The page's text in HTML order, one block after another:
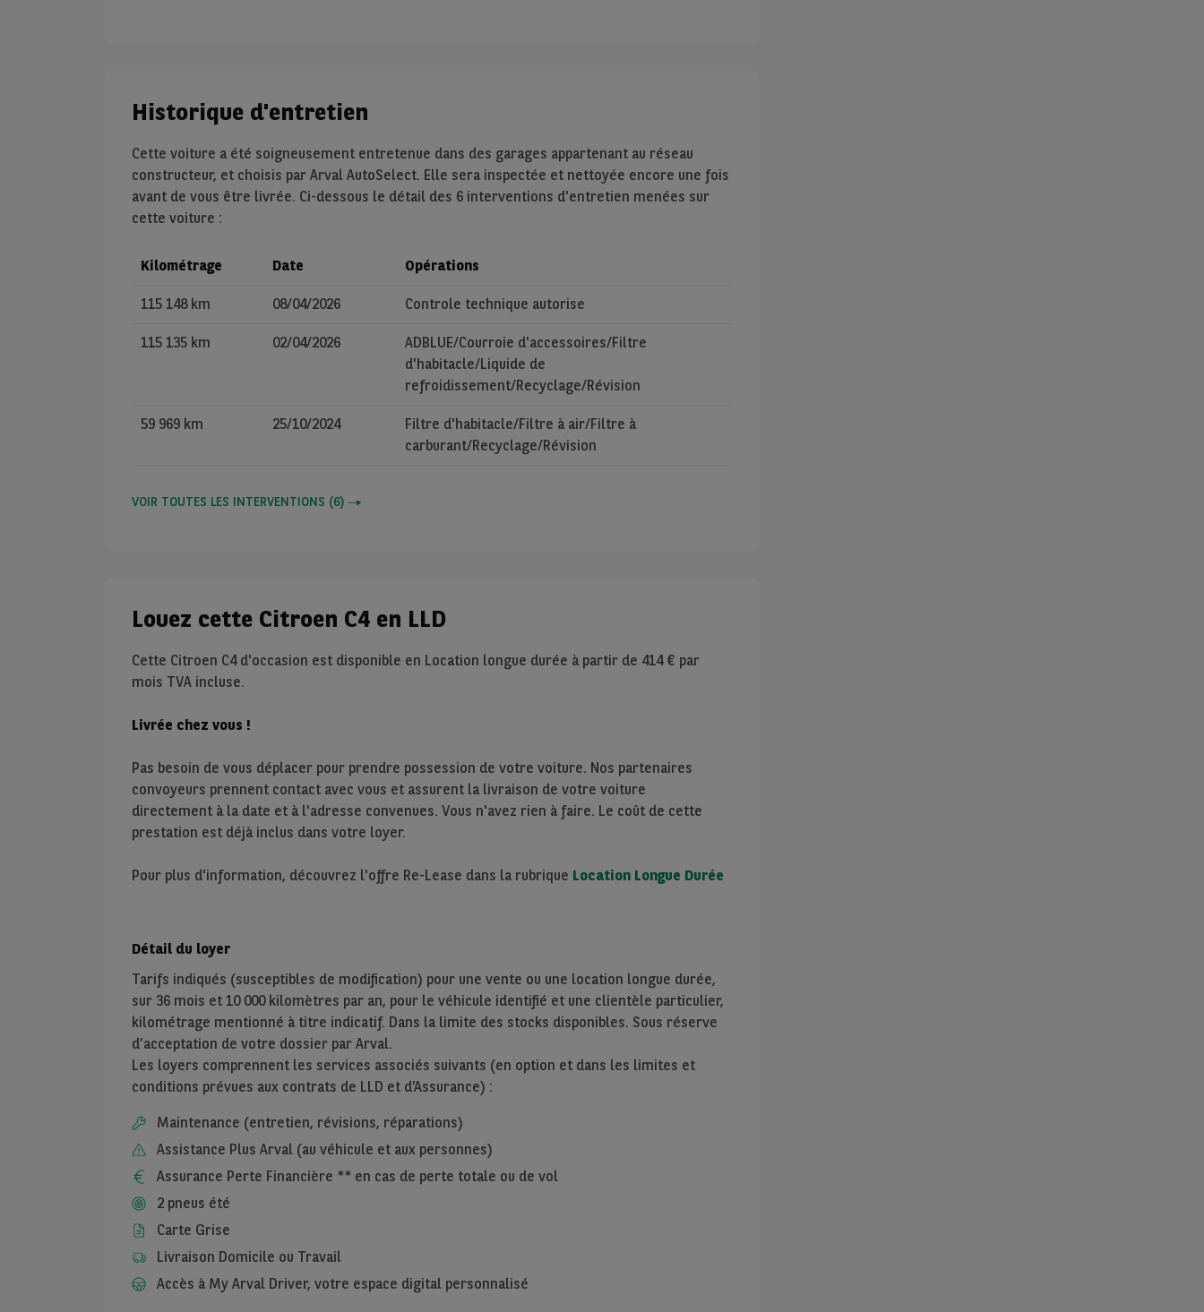
Historique d'entretien
Cette voiture a été soigneusement entretenue dans des garages appartenant au réseau
constructeur, et choisis par Arval AutoSelect. Elle sera inspectée et nettoyée encore une fois
avant de vous être livrée. Ci-dessous le détail des 6 interventions d'entretien menées sur
cette voiture :
Kilométrage Date Opérations
115 148 km 08/04/2026 Controle technique autorise
115 135 km 02/04/2026
ADBLUE/Courroie d'accessoires/Filtre
d'habitacle/Liquide de
refroidissement/Recyclage/Révision
59 969 km 25/10/2024
Filtre d'habitacle/Filtre à air/Filtre à
carburant/Recyclage/Révision
VOIR TOUTES LES INTERVENTIONS (6)
Louez cette Citroen C4 en LLD
Cette Citroen C4 d'occasion est disponible en Location longue durée à partir de 414€ par
mois TVA incluse.
Livrée chez vous !
Pas besoin de vous déplacer pour prendre possession de votre voiture. Nos partenaires
convoyeurs prennent contact avec vous et assurent la livraison de votre voiture
directement à la date et à l'adresse convenues. Vous n'avez rien à faire. Le coût de cette
prestation est déjà inclus dans votre loyer.
Pour plus d'information, découvrez l'offre Re-Lease dans la rubrique Location Longue Durée
Détail du loyer
Tarifs indiqués (susceptibles de modification) pour une vente ou une location longue durée,
sur 36 mois et 10 000kilomètres par an, pour le véhicule identifié et une clientèle particulier,
kilométrage mentionné à titre indicatif. Dans la limite des stocks disponibles. Sous réserve
d’acceptation de votre dossier par Arval.
Les loyers comprennent les services associés suivants (en option et dans les limites et
conditions prévues aux contrats de LLD et d’Assurance) :
Maintenance (entretien, révisions, réparations)
Assistance Plus Arval (au véhicule et aux personnes)
Assurance Perte Financière ** en cas de perte totale ou de vol
2 pneus été
Carte Grise
Livraison Domicile ou Travail
Accès à My Arval Driver, votre espace digital personnalisé